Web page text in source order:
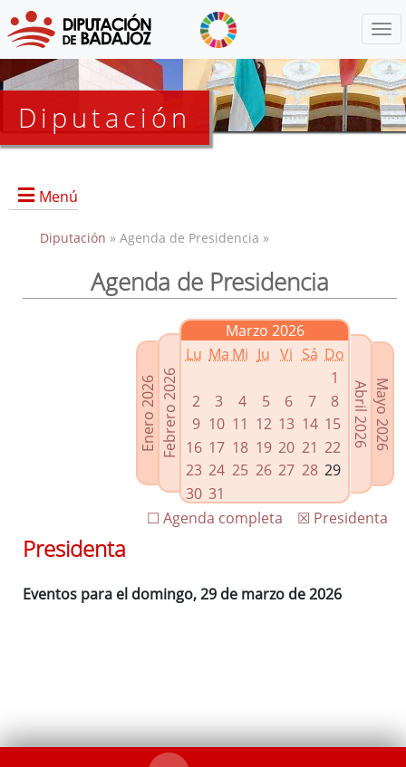
Diputación
Menú
Presidencia
Enlaces relacionados
Agenda de Presidencia
Plenos provinciales y Juntas de gobierno
Oficina de Proyectos Europeos
Diputación » Agenda de Presidencia »
Agenda de Presidencia
Enero 2026Febrero 2026
Marzo 2026
Lu Ma Mi Ju Vi Sá Do
1
2
3 4 5 6 7
8
9 10 11 12 13 14 15
16 17 18 19 20 21 22
23 24 25 26 27 28 29
30 31
Mayo 2026
Abril 2026
☒ Presidenta
☐ Agenda completa
Presidenta
Eventos para el domingo, 29 de marzo de 2026